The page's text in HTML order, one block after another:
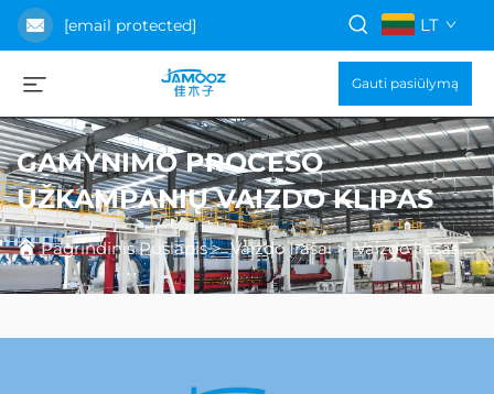
[email protected] LT
Gauti pasiūlymą
GAMYNIMO PROCESO
UŽKAMPANIŲ VAIZDO KLIPAS
Pagrindinis Puslapis>Vaizdo Įrašai>Vaizdo įrašas apie gamybos procesą